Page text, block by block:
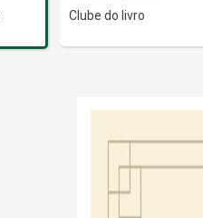
Clube do livro